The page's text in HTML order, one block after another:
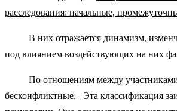
расследования: начальные,
В них отражается динамизм,
под влиянием воздействующих на них
По отношениям между
бесконфликтные.
Эта классификация